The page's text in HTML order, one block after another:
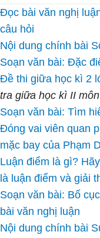
Đọc bài văn nghị
câu hỏi
Nội dung chính bài
Soạn văn bài: Đặc
Đề thi giữa học kì 2
tra giữa học kì II
Soạn văn bài: Tìm
Đóng vai viên quan
mặc bay của Phạm
Luận điểm là gì?
là luận điểm và giải
Soạn văn bài: Bố
bài văn nghị luận
Nội dung chính bài